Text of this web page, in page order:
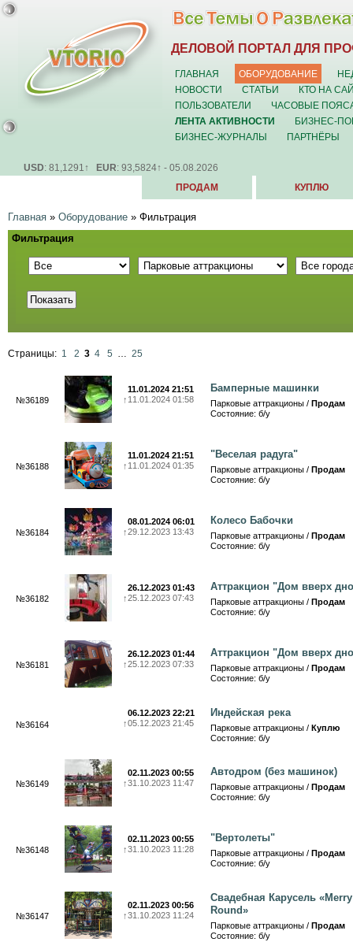
ДЕЛОВОЙ ПОРТАЛ ДЛЯ
ГЛАВНАЯ ОБОРУДОВАНИЕ
НОВОСТИ
СТАТЬИ
КТО НА
ПОЛЬЗОВАТЕЛИ
ЧАСОВЫЕ
ЛЕНТА АКТИВНОСТИ
БИЗНЕС-
БИЗНЕС-ЖУРНАЛЫ
ПАРТНЁРЫ
USD: 81,1291↑ EUR: 93,5824↑ - 05.08.2026
ПРОДАМ КУПЛЮ
Главная » Оборудование » Фильтрация
Фильтрация
Страницы: 1 2 3 4 5 25
№36189
11.01.2024 21:51
↑ 11.01.2024 01:58
Бамперные машинки
Парковые аттракционы / Продам
Состояние: б/у
№36188
11.01.2024 21:51
↑ 11.01.2024 01:35
"Веселая радуга"
Парковые аттракционы / Продам
Состояние: б/у
№36184
08.01.2024 06:01
↑29.12.2023 13:43
Колесо Бабочки
Парковые аттракционы / Продам
Состояние: б/у
№36182
26.12.2023 01:43
↑25.12.2023 07:43
Аттракцион "Дом вверх
Парковые аттракционы / Продам
Состояние: б/у
№36181
26.12.2023 01:44
↑25.12.2023 07:33
Аттракцион "Дом вверх
Парковые аттракционы / Продам
Состояние: б/у
№36164
06.12.2023 22:21
↑05.12.2023 21:45
Индейская река
Парковые аттракционы / Куплю
Состояние: б/у
№36149
02.11.2023 00:55
↑31.10.2023 11:47
Автодром (без машинок)
Парковые аттракционы / Продам
Состояние: б/у
№36148
02.11.2023 00:55
↑31.10.2023 11:28
"Вертолеты"
Парковые аттракционы / Продам
Состояние: б/у
№36147
02.11.2023 00:56
↑31.10.2023 11:24
Свадебная Карусель
Round»
Парковые аттракционы / Продам
Состояние: б/у